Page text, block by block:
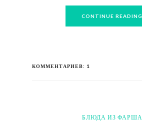
CONTINUE READING
КОММЕНТАРИЕВ: 1
БЛЮДА ИЗ ФАРША